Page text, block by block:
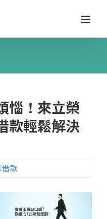
惱！來立榮
款輕鬆解決
款